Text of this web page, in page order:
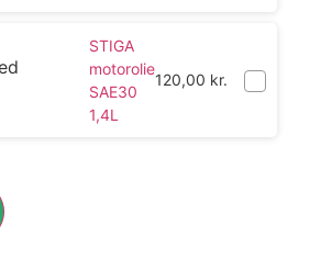
STIGA
motorolie
SAE30
1,4L
120,00 kr.